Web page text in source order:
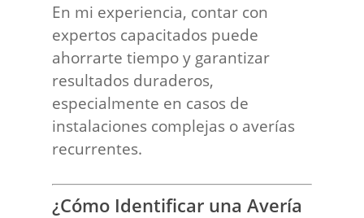
En mi experiencia, contar con
expertos capacitados puede
ahorrarte tiempo y garantizar
resultados duraderos,
especialmente en casos de
instalaciones complejas o averías
recurrentes.
¿Cómo Identificar una Avería